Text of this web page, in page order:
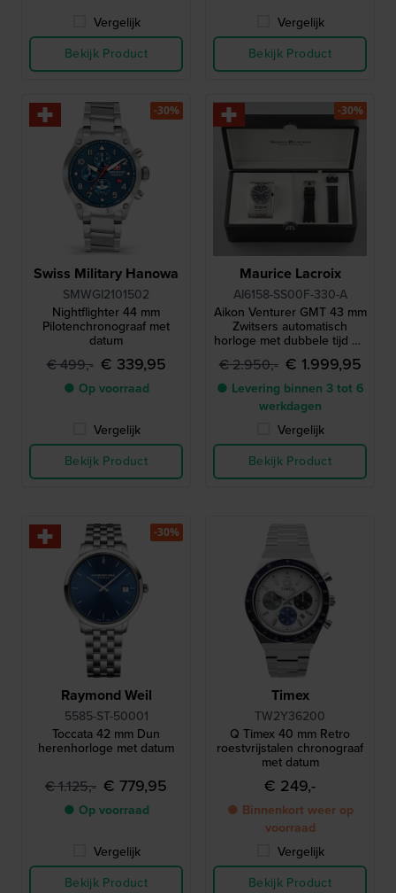
Vergelijk
Bekijk Product
Vergelijk
Bekijk Product
Swiss Military Hanowa
SMWGI2101502
Nightflighter 44 mm
Pilotenchronograaf met
datum
€ 499,- € 339,95
● Op voorraad
Vergelijk
Bekijk Product
-30%
Maurice Lacroix
AI6158-SS00F-330-A
Aikon Venturer GMT 43 mm
Zwitsers automatisch
horloge met dubbele tijd en
extra rubberen band
€ 2.950,- € 1.999,95
● Levering binnen 3 tot 6
werkdagen
Vergelijk
Bekijk Product
-30%
Raymond Weil
5585-ST-50001
Toccata 42 mm Dun
herenhorloge met datum
€ 1.125,- € 779,95
● Op voorraad
Vergelijk
Bekijk Product
-30%
Timex
TW2Y36200
Q Timex 40 mm Retro
roestvrijstalen chronograaf
met datum
€ 249,-
● Binnenkort weer op
voorraad
Vergelijk
Bekijk Product